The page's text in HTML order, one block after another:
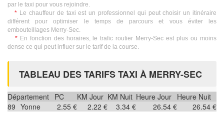
par le taxi pour vous rejoindre.
* Le chauffeur de taxi est un professionnel qui peut choisir un itinéraire
différent pour optimiser le temps de parcours et vous éviter les
embouteillages Merry-Sec.
*En fonction des horaires, le trafic routier Merry-Sec est plus ou moins
dense ce qui peut influer sur le tarif de la course.
TABLEAU DES TARIFS TAXI À MERRY-SEC
Département PC KM Jour KM Nuit Heure Jour Heure Nuit
89 Yonne 2.55 € 2.22 € 3.34 € 26.54 € 26.54 €